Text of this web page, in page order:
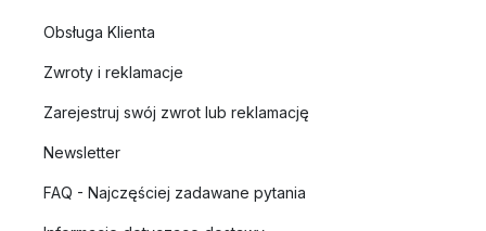
Obsługa Klienta
Zwroty i reklamacje
Zarejestruj swój zwrot lub reklamację
Newsletter
FAQ - Najczęściej zadawane pytania